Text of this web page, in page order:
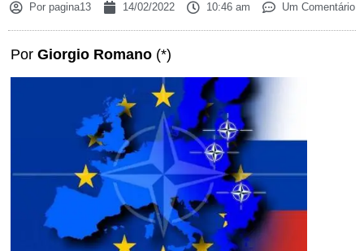
Porpagina13 14/02/2022 10:46 am Um Comentário
Por Giorgio Romano (*)